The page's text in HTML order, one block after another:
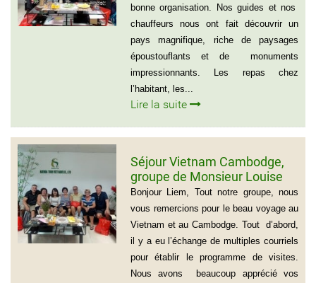
bonne organisation. Nos guides et nos
chauffeurs nous ont fait découvrir un
pays magnifique, riche de paysages
époustouflants et de monuments
impressionnants. Les repas chez
l’habitant, les...
Lire la suite
Séjour Vietnam Cambodge,
groupe de Monsieur Louise
De Seve, 3 semaines
Bonjour Liem, Tout notre groupe, nous
vous remercions pour le beau voyage au
Vietnam et au Cambodge. Tout d’abord,
il y a eu l’échange de multiples courriels
pour établir le programme de visites.
Nous avons beaucoup apprécié vos